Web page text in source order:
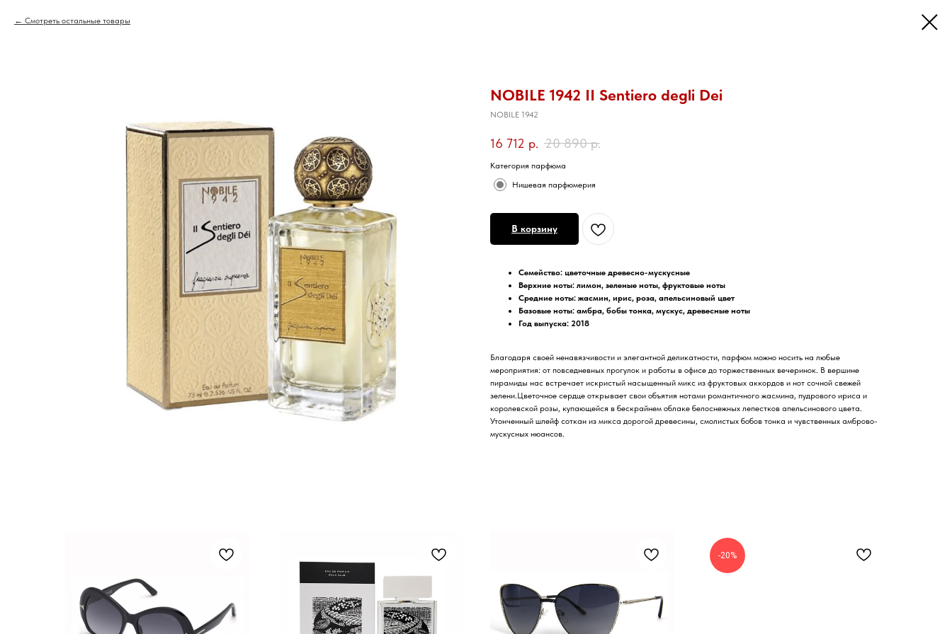
Смотреть остальные товары
NOBILE 1942 II Sentiero degli Dei
NOBILE 1942
16 712 р. 20 890 р.
Категория парфюма
Нишевая парфюмерия
В корзину
Семейство: цветочные древесно-мускусные
Верхние ноты: лимон, зеленые ноты, фруктовые ноты
Средние ноты: жасмин, ирис, роза, апельсиновый цвет
Базовые ноты: амбра, бобы тонка, мускус, древесные ноты
Год выпуска: 2018
Благодаря своей ненавязчивости и элегантной деликатности, парфюм можно носить на любые
мероприятия: от повседневных прогулок и работы в офисе до торжественных вечеринок. В вершине
пирамиды нас встречает искристый насыщенный микс из фруктовых аккордов и нот сочной свежей
зелени.Цветочное сердце открывает свои объятия нотами романтичного жасмина, пудрового ириса и
королевской розы, купающейся в бескрайнем облаке белоснежных лепестков апельсинового цвета.
Утонченный шлейф соткан из микса дорогой древесины, смолистых бобов тонка и чувственных амброво-
мускусных нюансов.
-20%